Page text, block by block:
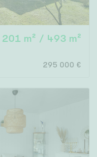
Ei arvokohteita
201 m² / 493 m²
at ja 2mh, oh, k, kph
295 000 €